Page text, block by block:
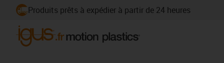
Produits prêts à expédier à partir de 24 heures